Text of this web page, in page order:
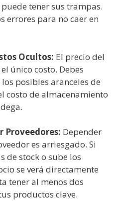
tener sus trampas.
errores para no caer en
Ocultos: El precio del
único costo. Debes
posibles aranceles de
costo de almacenamiento
Proveedores: Depender
es arriesgado. Si
de stock o sube los
se verá directamente
tener al menos dos
productos clave.